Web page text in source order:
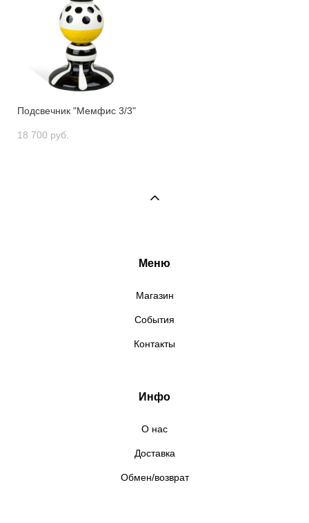
Подсвечник "Мемфис 3/3"
18 700 pуб.
Меню
Магазин
События
Контакты
Инфо
О нас
Доставка
Обмен/возврат